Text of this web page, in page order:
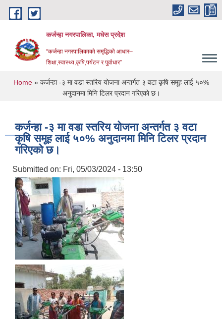
Skip to main content
कर्जन्हा नगरपालिका, मधेस प्रदेश
“कर्जन्हा नगरपालिकाको समृद्धिको आधार–
शिक्षा,स्वास्थ्य,कृषि,पर्यटन र पुर्वाधार”
You are here
Home» कर्जन्हा -३ मा वडा स्तरिय याेजना अन्तर्गत ३ वटा कृषि समूह लाई ५०%
अनुदानमा मिनि टिलर प्रदान गरिएकाे छ।
कर्जन्हा -३ मा वडा स्तरिय याेजना अन्तर्गत ३ वटा
कृषि समूह लाई ५०% अनुदानमा मिनि टिलर प्रदान
गरिएकाे छ।
Submitted on: Fri, 05/03/2024 - 13:50